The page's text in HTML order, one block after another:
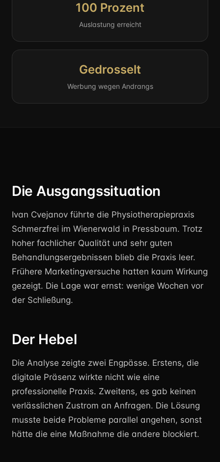
100 Prozent
Auslastung erreicht
Gedrosselt
Werbung wegen Andrangs
Die Ausgangssituation
Ivan Cvejanov führte die Physiotherapiepraxis
Schmerzfrei im Wienerwald in Pressbaum. Trotz
hoher fachlicher Qualität und sehr guten
Behandlungsergebnissen blieb die Praxis leer.
Frühere Marketingversuche hatten kaum Wirkung
gezeigt. Die Lage war ernst: wenige Wochen vor
der Schließung.
Der Hebel
Die Analyse zeigte zwei Engpässe. Erstens, die
digitale Präsenz wirkte nicht wie eine
professionelle Praxis. Zweitens, es gab keinen
verlässlichen Zustrom an Anfragen. Die Lösung
musste beide Probleme parallel angehen, sonst
hätte die eine Maßnahme die andere blockiert.